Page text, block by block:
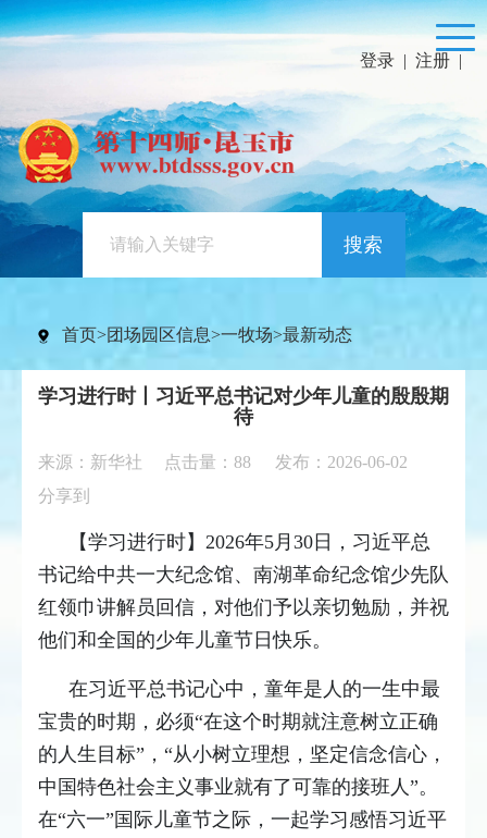
登录 | 注册 |
搜索
首页>团场园区信息>一牧场>最新动态
学习进行时丨习近平总书记对少年儿童的殷殷期
待
来源：新华社 点击量： 88
发布：2026-06-02
分享到
【学习进行时】2026年5月30日，习近平总
书记给中共一大纪念馆、南湖革命纪念馆少先队
红领巾讲解员回信，对他们予以亲切勉励，并祝
他们和全国的少年儿童节日快乐。
在习近平总书记心中，童年是人的一生中最
宝贵的时期，必须“在这个时期就注意树立正确
的人生目标”，“从小树立理想，坚定信念信心，
中国特色社会主义事业就有了可靠的接班人”。
在“六一”国际儿童节之际，一起学习感悟习近平